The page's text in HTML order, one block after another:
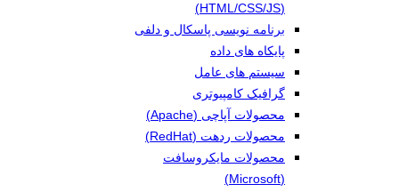
(HTML/CSS/JS)
برنامه نویسی پاسکال و دلفی
پایکاه های داده
سیستم های عامل
گرافیک کامپیوتری
محصولات آپاچی (Apache)
محصولات ردهت (RedHat)
محصولات مایکروسافت
(Microsoft)